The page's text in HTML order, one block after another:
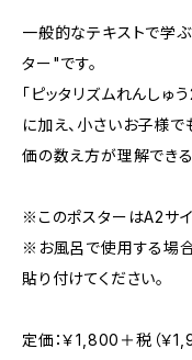
一般的なテキストで学
ター"です。
「ピッタリズムれんしゅ
に加え、小さいお子様
価の数え方が理解でき
※このポスターはA2サ
※お風呂で使用する場
貼り付けてください。
定価：￥1,800＋税（￥